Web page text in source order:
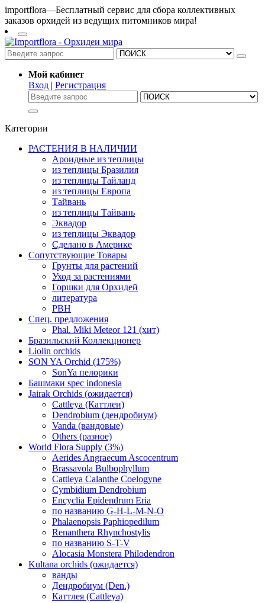
importflora—Бесплатный сервис для сбора коллективных
заказов орхидей из ведущих питомников мира!
Мой кабинет
Вход | Регистрация
Категории
РАСТЕНИЯ В НАЛИЧИИ
Ароидные из теплицы
из теплицы Бразилия
из теплицы Тайланд
из теплицы Европа
Тайвань
из теплицы Тайвань
Эквадор
из теплицы Эквадор
Сделано в Америке
Сопутствующие Товары
Грунты для растений
Уход за растениями
Горшки для Орхидей
литература
РВН
Спец. предложения
Phal. Miki Meteor 121 (хит)
Бразильский Коллекционер
Liolin orchids
SON YA Orchid (175%)
SonYa пелорики
Башмаки spec indonesia
Jairak Orchids (ожидается)
Cattleya (Каттлеи)
Dendrobium (дендробиум)
Vanda (вандовые)
Others (разное)
World Flora Supply (3%)
Aerides Angraecum Ascocentrum
Brassavola Bulbophyllum
Cattleya Calanthe Coelogyne
Cymbidium Dendrobium
Encyclia Epidendrum Eria
по названию G-H-L-M-N-O
Phalaenopsis Paphiopedilum
Renanthera Rhynchostylis
по названию S-T-V
Alocasia Monstera Philodendron
Kultana orchids (ожидается)
ванды
Дендробиум (Den.)
Каттлея (Cattleya)